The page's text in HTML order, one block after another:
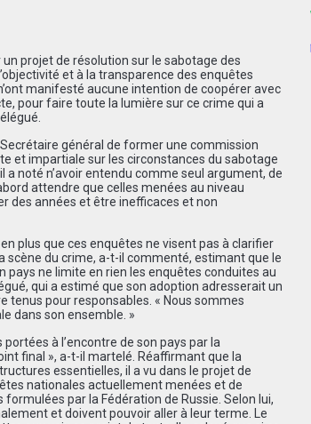
projet de résolution sur le sabotage des
’objectivité età la transparence des enquêtes
’ont manifesté aucune intention de coopérer avec
pour faire toute la lumière sur ce crime qui a
é égué
général de former une commission
et impartiale sur les circonstances du sabotage
noté n’avoir entendu comme seul argument, de
attendre que celles menées au niveau
des années etêtre inefficaces et non
plus que ces enquêtes ne visent pas à clarifier
scène du crime, a-t-il commenté, estimant que le
pays ne limite en rien les enquêtes conduites au
qui a estimé que son adoption adresserait un
tenus pour responsables. « Nous sommes
dans son ensemble. »
à l’encontre de son pays par la
final », a-t-il martel é . Réaffirmant que la
essentielles, il a vu dans le projet de
nationales actuellement menées et de
par la Fédération de Russie. Selon lui,
et doivent pouvoir aller à leur terme. Le